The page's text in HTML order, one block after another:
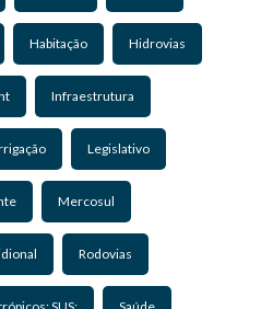
Habitação Hidrovias
Infraestrutura
Legislativo
Mercosul
Rodovias